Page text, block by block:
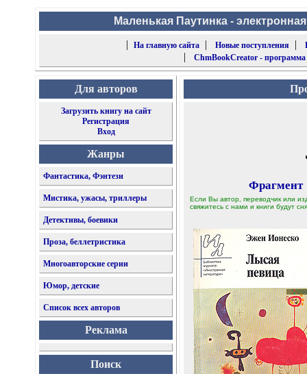
Маленькая Паутинка -
|
На главную сайта| Новые поступления |
| ChmBookCreator -
Для авторов
Загрузить книгу на сайт
Регистрация
Вход
Жанры
Фантастика, Фэнтези
Мистика, ужасы, триллеры
Детективы, боевики
Проза, беллетристика
Многоавторские серии
Юмор, детские
Список всех авторов
Реклама
Поиск
Фрагмент
Если Вы автор, переводчик или
свяжитесь с нами и книги будут